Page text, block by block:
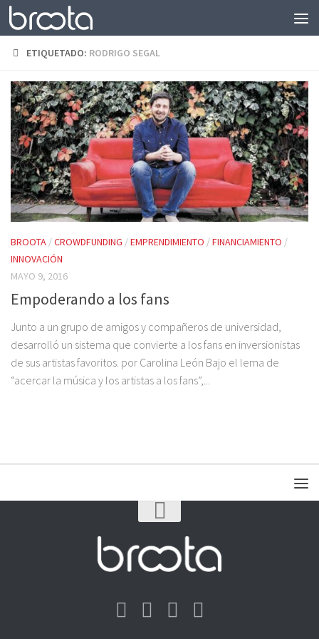
Saltar al contenido
ETIQUETADO: RODRIGO SEGAL
BROOTA /CROWDFUNDING /EMPRENDIMIENTO /FINANCIAMIENTO /
INNOVACIÓN
MAYO 9, 2016
Empoderando a los fans
Junto a un grupo de amigos y compañeros de universidad,
desarrolló un sistema que convierte a los fans en inversionistas
de sus artistas favoritos. por Carolina León Bajo el lema de
“acercar la música y los artistas a los fans”,...